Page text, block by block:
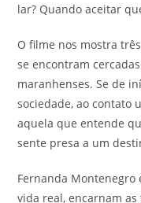
lar? Quando aceitar
O filme nos mostra
se encontram
maranhenses. Se de
sociedade, ao contato
aquela que entende
sente presa a um
Fernanda Montenegro
vida real, encarnam